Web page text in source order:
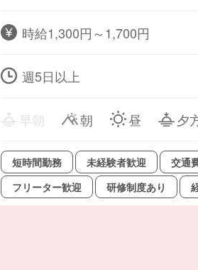
時給1,300円～1,700円
週5日以上
早朝 朝 昼 夕
短時間勤務 未経験者歓迎 交通
フリーター歓迎
研修制度あり